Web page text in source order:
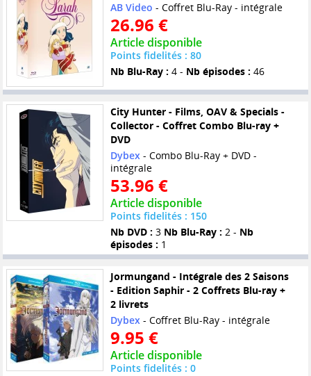
AB Video - Coffret Blu-Ray - intégrale
26.96 €
Article disponible
Points fidelités : 80
Nb Blu-Ray : 4 - Nb épisodes : 46
City Hunter - Films, OAV & Specials -
Collector - Coffret Combo Blu-ray +
DVD
Dybex- Combo Blu-Ray + DVD -
intégrale
53.96 €
Article disponible
Points fidelités : 150
Nb DVD : 3 Nb Blu-Ray : 2 - Nb
épisodes : 1
Jormungand - Intégrale des 2 Saisons
- Edition Saphir - 2 Coffrets Blu-ray +
2 livrets
Dybex- Coffret Blu-Ray - intégrale
9.95 €
Article disponible
Points fidelités : 0